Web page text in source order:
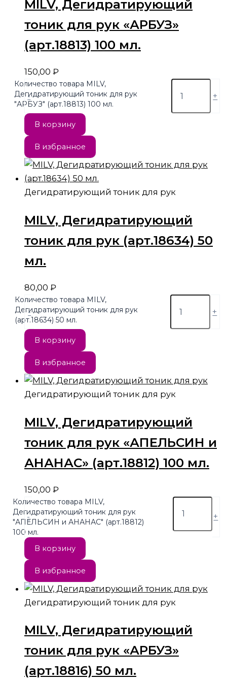
MILV, Дегидратирующий
тоник для рук «АРБУЗ»
(арт.18813) 100 мл.
150,00 ₽
-
Количество товара MILV,
Дегидратирующий тоник для рук
"АРБУЗ" (арт.18813) 100 мл.
+
В корзину
В избранное
Дегидратирующий тоник для рук
MILV, Дегидратирующий
тоник для рук (арт.18634) 50
мл.
80,00 ₽
-
Количество товара MILV,
Дегидратирующий тоник для рук
(арт.18634) 50 мл.
+
В корзину
В избранное
Дегидратирующий тоник для рук
MILV, Дегидратирующий
тоник для рук «АПЕЛЬСИН и
АНАНАС» (арт.18812) 100 мл.
150,00 ₽
-
Количество товара MILV,
Дегидратирующий тоник для рук
"АПЕЛЬСИН и АНАНАС" (арт.18812)
100 мл.
+
В корзину
В избранное
Дегидратирующий тоник для рук
MILV, Дегидратирующий
тоник для рук «АРБУЗ»
(арт.18816) 50 мл.